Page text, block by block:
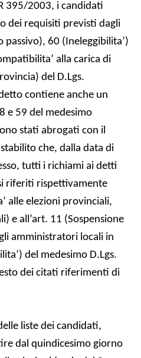
395/2003, i candidati
dei requisiti previsti dagli
60 (Ineleggibilita’)
alla carica di
del D.Lgs.
contiene anche un
e 59 del medesimo
stati abrogati con il
che, dalla data di
tutti i richiami ai detti
riferiti rispettivamente
alle elezioni provinciali,
e all’art. 11 (Sospensione
amministratori locali in
del medesimo D.Lgs.
dei citati riferimenti di
liste dei candidati,
dal quindicesimo giorno